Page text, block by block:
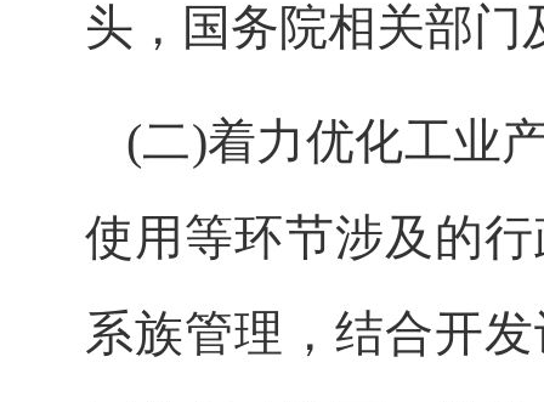
头，国务院相关部门
(二)着力优化工业
使用等环节涉及的
系族管理，结合开